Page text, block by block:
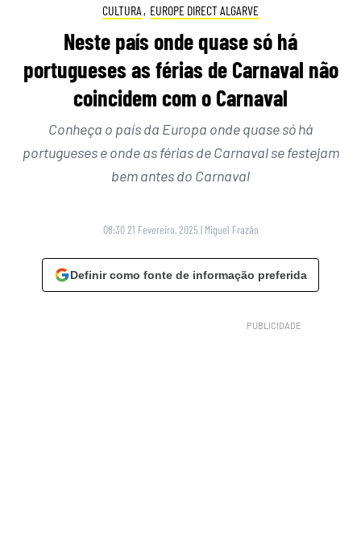
CULTURA , EUROPE DIRECT ALGARVE
Neste país onde quase só há
portugueses as férias de Carnaval não
coincidem com o Carnaval
Conheça o país da Europa onde quase só há
portugueses e onde as férias de Carnaval se festejam
bem antes do Carnaval
08:30 21 Fevereiro, 2025 | Miguel Frazão
Definir como fonte de informação preferida